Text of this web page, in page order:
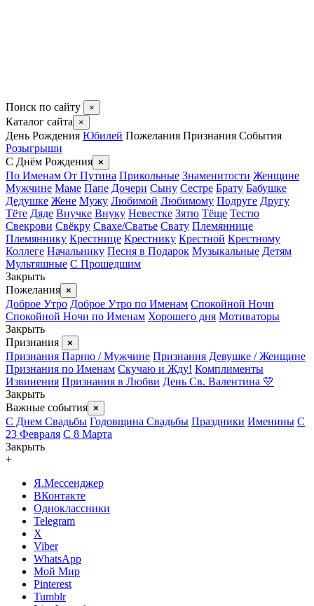
Поиск по сайту ×
Каталог сайта ×
День Рождения Юбилей Пожелания Признания События
Розыгрыши
С Днём Рождения ×
По Именам От Путина Прикольные Знаменитости Женщине
Мужчине Маме Папе Дочери Сыну Сестре Брату Бабушке
Дедушке Жене Мужу Любимой Любимому Подруге Другу
Тёте Дяде Внучке Внуку Невестке Зятю Тёще Тестю
Свекрови Свёкру Свахе/Сватье Свату Племяннице
Племяннику Крестнице Крестнику Крестной Крестному
Коллеге Начальнику Песня в Подарок Музыкальные Детям
Мультяшные С Прошедшим
Закрыть
Пожелания ×
Доброе Утро Доброе Утро по Именам Спокойной Ночи
Спокойной Ночи по Именам Хорошего дня Мотиваторы
Закрыть
Признания
×
Признания Парню / Мужчине Признания Девушке / Женщине
Признания по Именам Скучаю и Жду! Комплименты
Извинения Признания в Любви День Св. Валентина 💛
Закрыть
Важные события ×
С Днем Свадьбы Годовщина Свадьбы Праздники Именины С
23 Февраля С 8 Марта
Закрыть
+
Я.Мессенджер
ВКонтакте
Одноклассники
Telegram
X
Viber
WhatsApp
Мой Мир
Pinterest
Tumblr